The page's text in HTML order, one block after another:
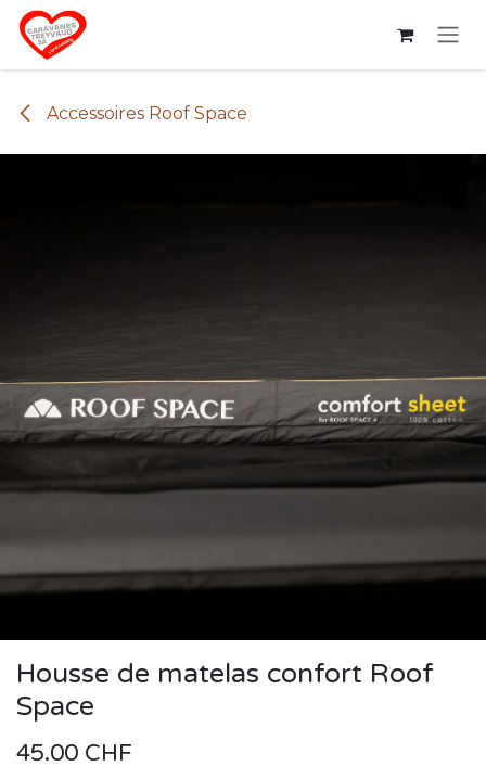
Se rendre au contenu
Accessoires Roof Space
Housse de matelas confort Roof
Space
45.00 CHF